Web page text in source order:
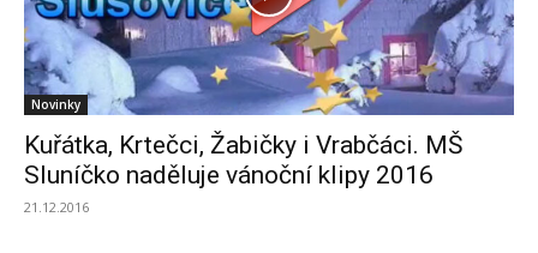
Novinky
Kuřátka, Krtečci, Žabičky i Vrabčáci. MŠ
Sluníčko naděluje vánoční klipy 2016
21.12.2016